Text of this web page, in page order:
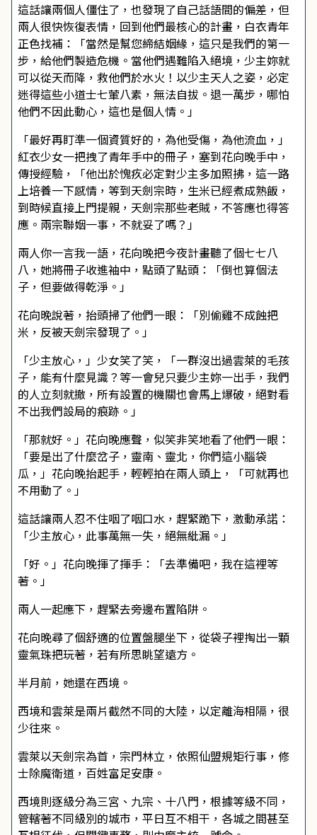
這話讓兩個人僵住了，也發現了自己話語間的偏差，但
兩人很快恢復表情，回到他們最核心的計畫，白衣青年
正色找補：「當然是幫您締結姻緣，這只是我們的第一
步，給他們製造危機。當他們遇難陷入絕境，少主妳就
可以從天而降，救他們於水火！以少主天人之姿，必定
迷得這些小道士七葷八素，無法自拔。退一萬步，哪怕
他們不因此動心，這也是個人情。」
「最好再盯準一個資質好的，為他受傷，為他流血，」
紅衣少女一把拽了青年手中的冊子，塞到花向晚手中，
傳授經驗，「他出於愧疚必定對少主多加照拂，這一路
上培養一下感情，等到天劍宗時，生米已經煮成熟飯，
到時候直接上門提親，天劍宗那些老賊，不答應也得答
應。兩宗聯姻一事，不就妥了嗎？」
兩人你一言我一語，花向晚把今夜計畫聽了個七七八
八，她將冊子收進袖中，點頭了點頭：「倒也算個法
子，但要做得乾淨。」
花向晚說著，抬頭掃了他們一眼：「別偷雞不成蝕把
米，反被天劍宗發現了。」
「少主放心，」少女笑了笑，「一群沒出過雲萊的毛孩
子，能有什麼見識？等一會兒只要少主妳一出手，我們
的人立刻就撤，所有設置的機關也會馬上爆破，絕對看
不出我們設局的痕跡。」
「那就好。」花向晚應聲，似笑非笑地看了他們一眼：
「要是出了什麼岔子，靈南、靈北，你們這小腦袋
瓜，」花向晚抬起手，輕輕拍在兩人頭上，「可就再也
不用動了。」
這話讓兩人忍不住咽了咽口水，趕緊跪下，激動承諾：
「少主放心，此事萬無一失，絕無紕漏。」
「好。」花向晚揮了揮手：「去準備吧，我在這裡等
著。」
兩人一起應下，趕緊去旁邊布置陷阱。
花向晚尋了個舒適的位置盤腿坐下，從袋子裡掏出一顆
靈氣珠把玩著，若有所思眺望遠方。
半月前，她還在西境。
西境和雲萊是兩片截然不同的大陸，以定離海相隔，很
少往來。
雲萊以天劍宗為首，宗門林立，依照仙盟規矩行事，修
士除魔衛道，百姓富足安康。
西境則逐級分為三宮、九宗、十八門，根據等級不同，
管轄著不同級別的城市，平日互不相干，各城之間甚至